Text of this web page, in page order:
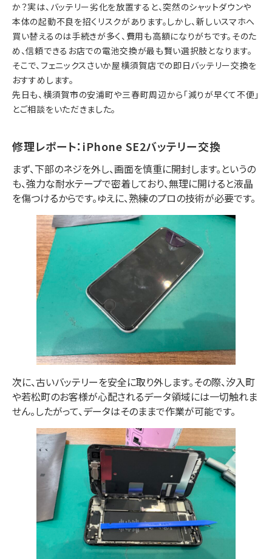
か？実は、バッテリー劣化を放置すると、突然のシャットダウンや
本体の起動不良を招くリスクがあります。 しかし、新しいスマホへ
買い替えるのは手続きが多く、費用も高額になりがちです。 そのた
め 、信頼できるお店での電池交換が最も賢い選択肢となります。
そこで、 フェニックスさいか屋横須賀店での即日バッテリー交換を
おすすめします。
先日も、横須賀市の安浦町や三春町周辺から「減りが早くて不便」
とご相談をいただきました。
修理レポート：iPhone SE2バッテリー交換
まず、下部のネジを外し、画面を慎重に開封します。 というの
も、強力な耐水テープで密着しており、無理に開けると液晶
を傷つけるからです。ゆえに、熟練のプロの技術が必要です。
次に、古いバッテリーを安全に取り外します。その際、汐入町
や若松町のお客様が心配されるデータ領域には一切触れま
せん。したがって、データはそのままで作業が可能です。